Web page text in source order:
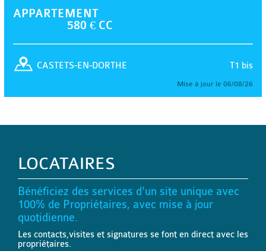
APPARTEMENT
580 € CC
T1 bis
CASTETS-EN-DORTHE
Mise à jour le 06/08/26
LOCATAIRES
Bénéficiez des services d'un site unique avec
100% de Propriétaires, avec mise à jour
quotidienne.
Les contacts,visites et signatures se font en direct avec les
propriétaires.